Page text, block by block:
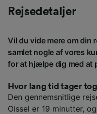
Rejsedetaljer
Vil du vide mere om din
samlet nogle af vores
for at hjælpe dig med at
Hvor lang tid tager
Den gennemsnitlige
Oissel er 19 minutter,